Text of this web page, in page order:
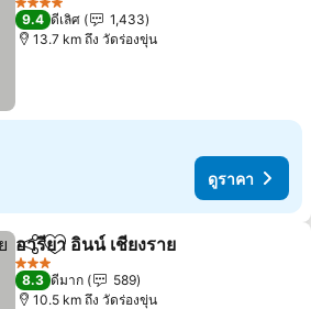
4 ดาว
9.4 ดีเลิศ
1,433
13.7 km ถึง วัดร่องขุ่น
ดูราคา
แชร์ เพิ่มในรายการโปรด
อารียา อินน์ เชียงราย
3 ดาว
8.3 ดีมาก
589
10.5 km ถึง วัดร่องขุ่น